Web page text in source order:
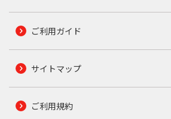
ご利用ガイド
サイトマップ
ご利用規約